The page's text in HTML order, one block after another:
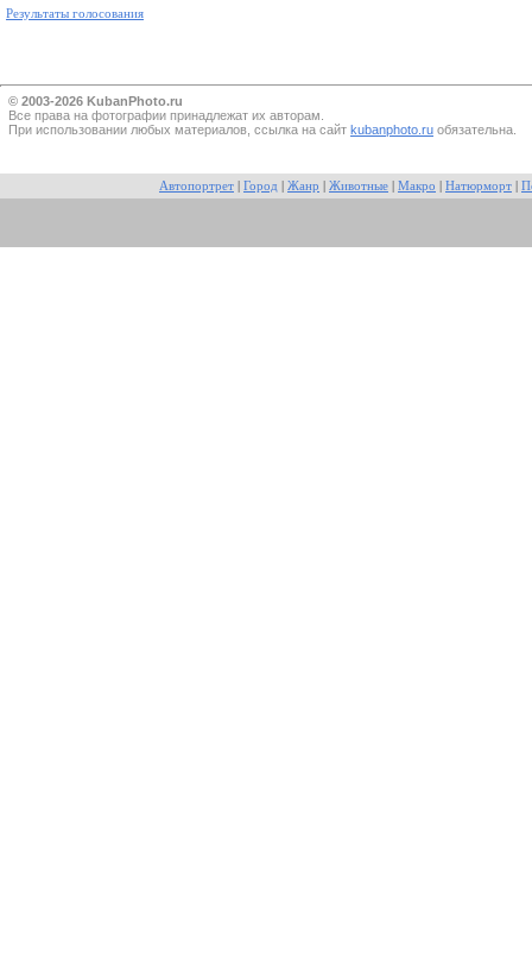
Результаты голосования
© 2003-2026 KubanPhoto.ru
Все прaва на фотографии принадлежат их авторам.
При использовании любых материалов, ссылка на сайт kubanphoto.ru обязательна.
Автопортрет Город Жанр Животные Макро Натюрморт